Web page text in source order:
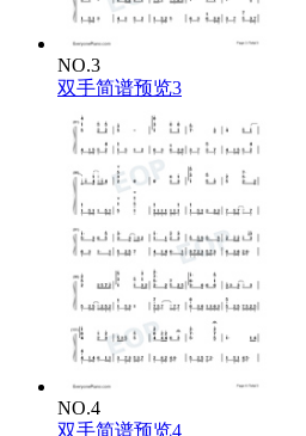
NO.3
双手简谱预览3
NO.4
双手简谱预览4